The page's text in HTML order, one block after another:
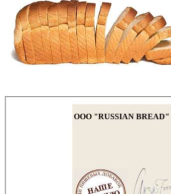
OOO "RUSSIAN BREAD"